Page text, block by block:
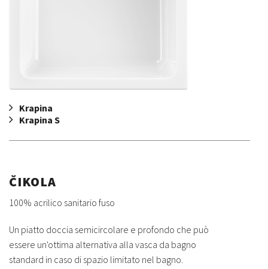
Krapina
Krapina S
ČIKOLA
100% acrilico sanitario fuso
Un piatto doccia semicircolare e profondo che può
essere un'ottima alternativa alla vasca da bagno
standard in caso di spazio limitato nel bagno.